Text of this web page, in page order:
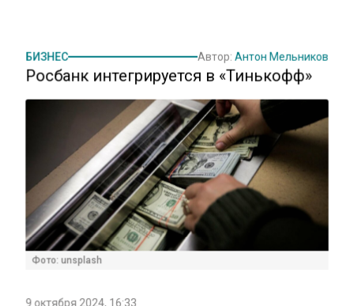
БИЗНЕС Автор: Антон Мельников
Росбанк интегрируется в «Тинькофф»
Фото: unsplash
9 октября 2024, 16:33